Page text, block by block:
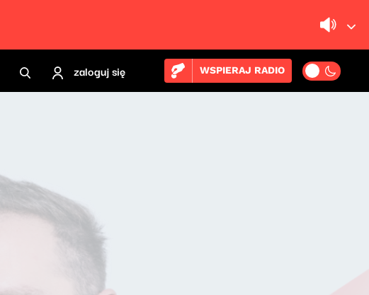
zaloguj się WSPIERAJ RADIO